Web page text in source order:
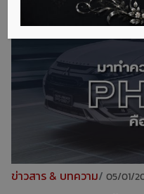
ข่าวสาร & บทความ/ 05/01/